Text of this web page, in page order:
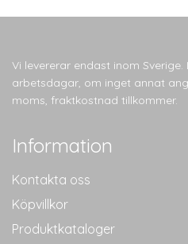
Vi levererar endast inom Sverige.
arbetsdagar, om inget annat
moms, fraktkostnad tillkommer.
Information
Kontakta oss
Köpvillkor
Produktkataloger